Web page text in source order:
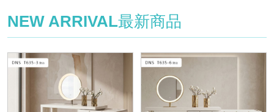
NEW ARRIVAL最新商品